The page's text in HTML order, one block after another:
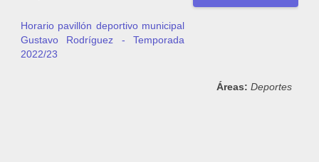
Horario pavillón deportivo municipal
Gustavo Rodríguez - Temporada
2022/23
Áreas: Deportes